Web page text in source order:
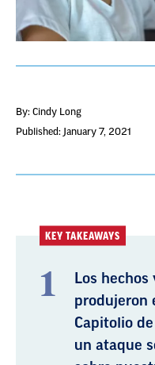
By: Cindy Long
Published: January 7, 2021
KEY TAKEAWAYS
Los
produjeron
Capitolio
un ataque